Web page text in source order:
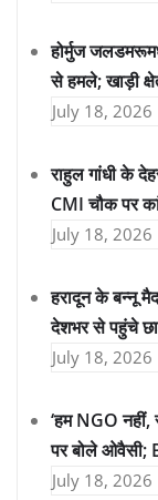
होर्मुज
से हमले; खाड़ी
July 18, 2026
राहुल गांधी के
CMI चौक पर
July 18, 2026
हरादून के बन्नू
देशभर से पहुंचे
July 18, 2026
‘हम NGO नहीं,
पर बोले ओवैसी;
July 18, 2026